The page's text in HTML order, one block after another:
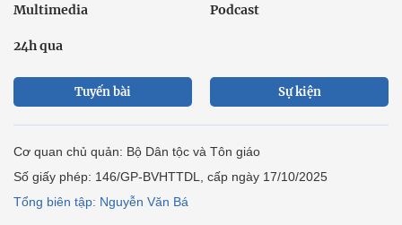
Multimedia Podcast
24h qua
Tuyến bài Sự kiện
Cơ quan chủ quản: Bộ Dân tộc và Tôn giáo
Số giấy phép: 146/GP-BVHTTDL, cấp ngày 17/10/2025
Tổng biên tập: Nguyễn Văn Bá